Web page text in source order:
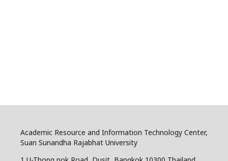
Academic Resource and Information Technology Center,
Suan Sunandha Rajabhat University